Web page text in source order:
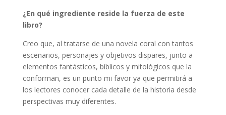
¿En qué ingrediente reside la fuerza de este
libro?
Creo que, al tratarse de una novela coral con tantos
escenarios, personajes y objetivos dispares, junto a
elementos fantásticos, bíblicos y mitológicos que la
conforman, es un punto mi favor ya que permitirá a
los lectores conocer cada detalle de la historia desde
perspectivas muy diferentes.